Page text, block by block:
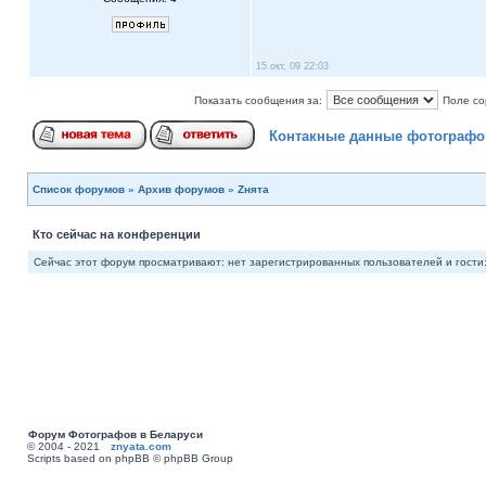
15 окт, 09 22:03
Показать сообщения за: Поле
Контакные данные
Список форумов » Архив форумов » Zнята
Кто сейчас на конференции
Сейчас этот форум просматривают: нет зарегистрированных пользователей и
Форум Фотографов в Беларуси
© 2004 - 2021 znyata.com
Scripts based on phpBB © phpBB Group